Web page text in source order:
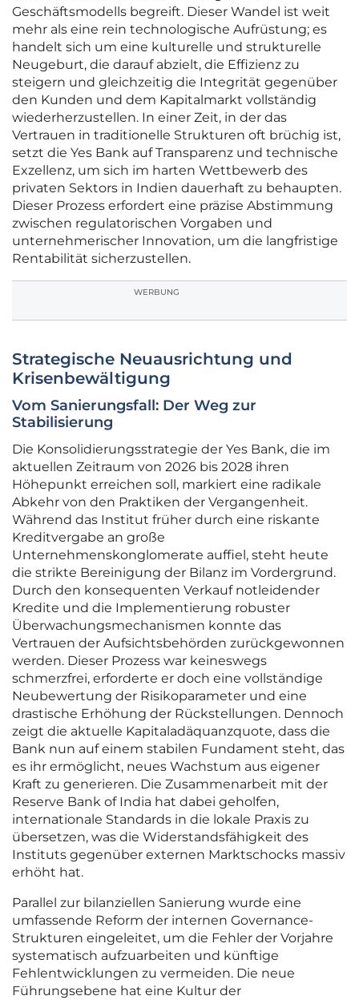
Geschäftsmodells begreift. Dieser Wandel ist weit
mehr als eine rein technologische Aufrüstung; es
handelt sich um eine kulturelle und strukturelle
Neugeburt, die darauf abzielt, die Effizienz zu
steigern und gleichzeitig die Integrität gegenüber
den Kunden und dem Kapitalmarkt vollständig
wiederherzustellen. In einer Zeit, in der das
Vertrauen in traditionelle Strukturen oft brüchig ist,
setzt die Yes Bank auf Transparenz und technische
Exzellenz, um sich im harten Wettbewerb des
privaten Sektors in Indien dauerhaft zu behaupten.
Dieser Prozess erfordert eine präzise Abstimmung
zwischen regulatorischen Vorgaben und
unternehmerischer Innovation, um die langfristige
Rentabilität sicherzustellen.
WERBUNG
Strategische Neuausrichtung und
Krisenbewältigung
Vom Sanierungsfall: Der Weg zur
Stabilisierung
Die Konsolidierungsstrategie der Yes Bank, die im
aktuellen Zeitraum von 2026 bis 2028 ihren
Höhepunkt erreichen soll, markiert eine radikale
Abkehr von den Praktiken der Vergangenheit.
Während das Institut früher durch eine riskante
Kreditvergabe an große
Unternehmenskonglomerate auffiel, steht heute
die strikte Bereinigung der Bilanz im Vordergrund.
Durch den konsequenten Verkauf notleidender
Kredite und die Implementierung robuster
Überwachungsmechanismen konnte das
Vertrauen der Aufsichtsbehörden zurückgewonnen
werden. Dieser Prozess war keineswegs
schmerzfrei, erforderte er doch eine vollständige
Neubewertung der Risikoparameter und eine
drastische Erhöhung der Rückstellungen. Dennoch
zeigt die aktuelle Kapitaladäquanzquote, dass die
Bank nun auf einem stabilen Fundament steht, das
es ihr ermöglicht, neues Wachstum aus eigener
Kraft zu generieren. Die Zusammenarbeit mit der
Reserve Bank of India hat dabei geholfen,
internationale Standards in die lokale Praxis zu
übersetzen, was die Widerstandsfähigkeit des
Instituts gegenüber externen Marktschocks massiv
erhöht hat.
Parallel zur bilanziellen Sanierung wurde eine
umfassende Reform der internen Governance-
Strukturen eingeleitet, um die Fehler der Vorjahre
systematisch aufzuarbeiten und künftige
Fehlentwicklungen zu vermeiden. Die neue
Führungsebene hat eine Kultur der